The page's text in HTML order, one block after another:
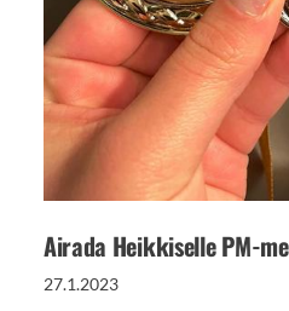
Airada Heikkiselle PM-
27.1.2023